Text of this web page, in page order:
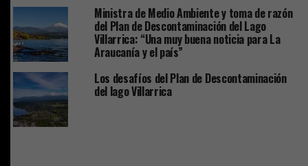
Ministra de Medio Ambiente y toma de razón
del Plan de Descontaminación del Lago
Villarrica: “Una muy buena noticia para La
Araucanía y el país”
Los desafíos del Plan de Descontaminación
del lago Villarrica